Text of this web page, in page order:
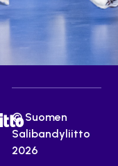
© Suomen
Salibandyliitto
2026